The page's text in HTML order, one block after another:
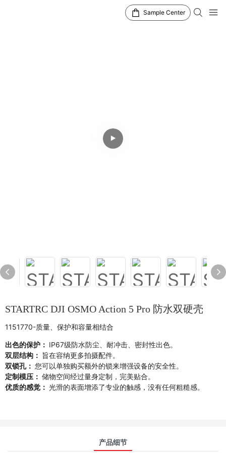
Sample Center
STARTRC DJI OSMO Action 5 Pro 防水双硬壳
1151770-质量、保护和容量相结合
出色的保护： IP67级防水防尘、耐冲击、密封性出色。
双层结构： 旨在容纳更多拍摄配件。
双锁孔： 您可以单独购买额外的锁来增强设备的安全性。
定制模压： 储物空间经过量身定制，完美贴合。
优质的感觉： 光滑的表面增添了专业的触感，没有任何粗糙感。
产品细节